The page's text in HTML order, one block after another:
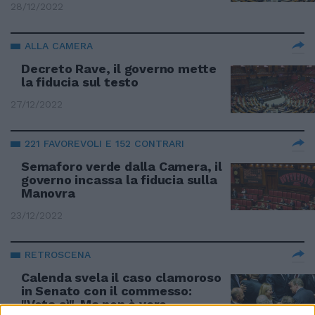
28/12/2022
ALLA CAMERA
Decreto Rave, il governo mette
la fiducia sul testo
27/12/2022
221 FAVOREVOLI E 152 CONTRARI
Semaforo verde dalla Camera, il
governo incassa la fiducia sulla
Manovra
23/12/2022
RETROSCENA
Calenda svela il caso clamoroso
in Senato con il commesso:
"Vota sì". Ma non è vero